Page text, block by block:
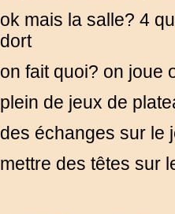
ok mais la salle? 4
dort
on fait quoi? on joue
plein de jeux de
des échanges sur le
mettre des têtes sur